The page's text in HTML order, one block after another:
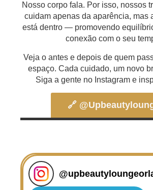
@
Nosso corpo fala. Por isso, nossos
cuidam apenas da aparência, mas
está dentro — promovendo
conexão com o seu
Veja o antes e depois de quem
espaço. Cada cuidado, um novo
Siga a gente no Instagram e
🔗